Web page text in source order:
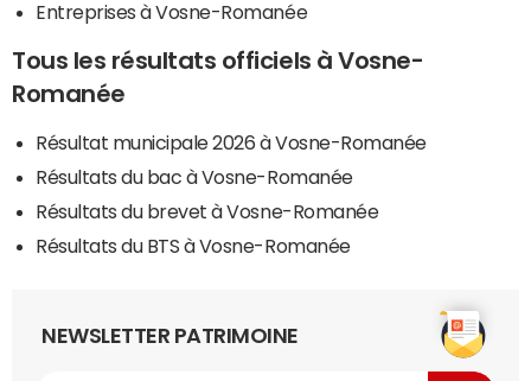
Entreprises à Vosne-Romanée
Tous les résultats officiels à Vosne-
Romanée
Résultat municipale 2026 à Vosne-Romanée
Résultats du bac à Vosne-Romanée
Résultats du brevet à Vosne-Romanée
Résultats du BTS à Vosne-Romanée
NEWSLETTER PATRIMOINE